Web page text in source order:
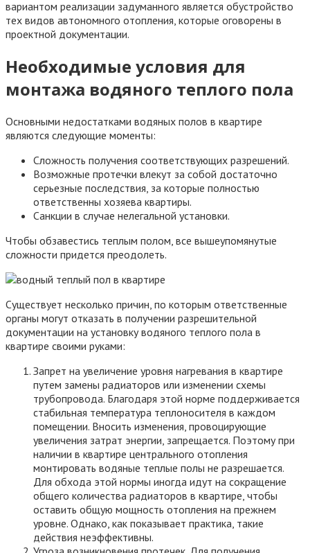
вариантом реализации задуманного является обустройство
тех видов автономного отопления, которые оговорены в
проектной документации.
Необходимые условия для
монтажа водяного теплого пола
Основными недостатками водяных полов в квартире
являются следующие моменты:
Сложность получения соответствующих разрешений.
Возможные протечки влекут за собой достаточно
серьезные последствия, за которые полностью
ответственны хозяева квартиры.
Санкции в случае нелегальной установки.
Чтобы обзавестись теплым полом, все вышеупомянутые
сложности придется преодолеть.
Существует несколько причин, по которым ответственные
органы могут отказать в получении разрешительной
документации на установку водяного теплого пола в
квартире своими руками:
Запрет на увеличение уровня нагревания в квартире
путем замены радиаторов или изменении схемы
трубопровода. Благодаря этой норме поддерживается
стабильная температура теплоносителя в каждом
помещении. Вносить изменения, провоцирующие
увеличения затрат энергии, запрещается. Поэтому при
наличии в квартире центрального отопления
монтировать водяные теплые полы не разрешается.
Для обхода этой нормы иногда идут на сокращение
общего количества радиаторов в квартире, чтобы
оставить общую мощность отопления на прежнем
уровне. Однако, как показывает практика, такие
действия неэффективны.